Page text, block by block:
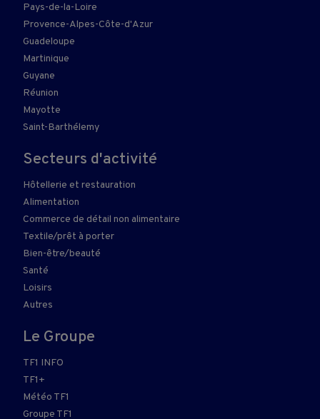
Pays-de-la-Loire
Provence-Alpes-Côte-d'Azur
Guadeloupe
Martinique
Guyane
Réunion
Mayotte
Saint-Barthélemy
Secteurs d'activité
Hôtellerie et restauration
Alimentation
Commerce de détail non alimentaire
Textile/prêt à porter
Bien-être/beauté
Santé
Loisirs
Autres
Le Groupe
TF1 INFO
TF1+
Météo TF1
Groupe TF1